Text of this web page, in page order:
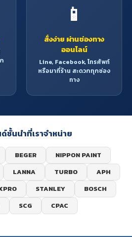
📱
สั่งง่าย ผ่านช่องทาง
ออนไลน์
Line, Facebook, โทรศัพท์
หรือมาที่ร้าน สะดวกทุกช่อง
ทาง
ชั้นนำที่เราจำหน่าย
BEGER
NIPPON PAINT
LANNA TURBO
APH
STANLEY
BOSCH
SCG CPAC